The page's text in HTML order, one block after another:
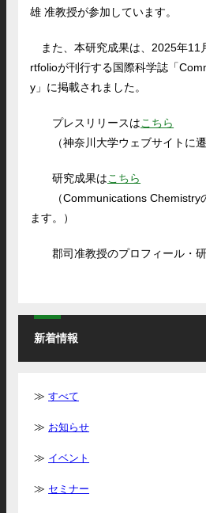
雄 准教授が参加しています。
また、本研究成果は、2025年11
rtfolioが刊行する国際科学誌「
y」に掲載されました。
プレスリリースはこちら
（神奈川大学ウェブサイトに遷
研究成果はこちら
（Communications Chemistry
ます。）
郡司准教授のプロフィール・研
新着情報
すべて
お知らせ
イベント
セミナー